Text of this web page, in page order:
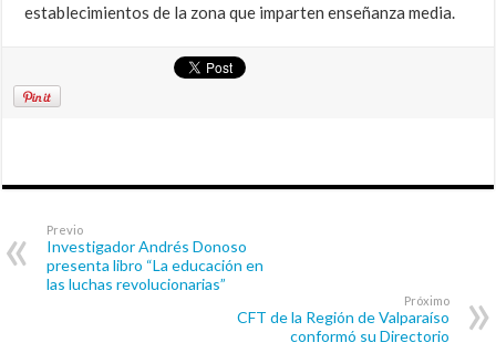
establecimientos de la zona que imparten enseñanza media.
Previo
Investigador Andrés Donoso
presenta libro “La educación en
las luchas revolucionarias”
Próximo
CFT de la Región de Valparaíso
conformó su Directorio